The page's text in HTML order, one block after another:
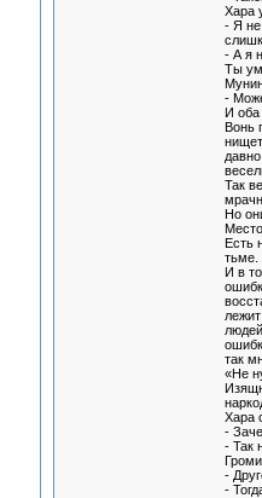
Хара
- Я не
- А я
Ты
-
И
Вонь
Так
Но
Есть
тьме.
И в
так
«Не
Хара
-
- Так
-
-